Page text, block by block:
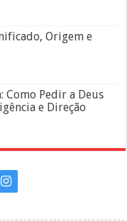
Origem e
Como Pedir a Deus
e Direção